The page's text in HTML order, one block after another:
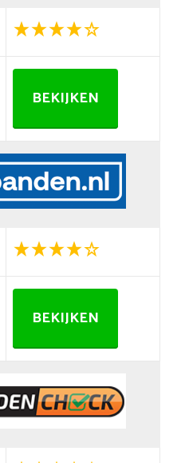
BEKIJKEN
BEKIJKEN